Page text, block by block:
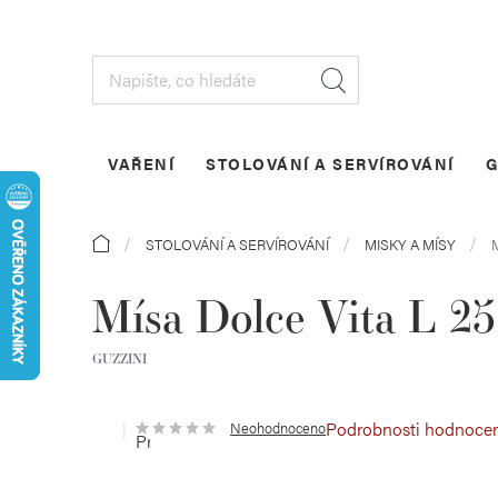
VAŘENÍ STOLOVÁNÍ A SERVÍROVÁNÍ
DomůSTOLOVÁNÍ A SERVÍROVÁNÍ MISKY A MÍSY
Mísa Dolce Vita L
GUZZINI
Průměrné
hodnocení
NeohodnocenoPodrobnosti